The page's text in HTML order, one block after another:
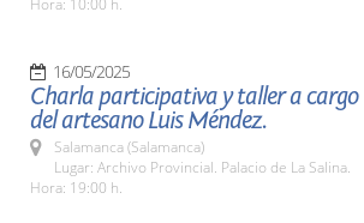
Hora: 10:00 h.
16/05/2025
Charla participativa y taller a cargo
del artesano Luis Méndez.
Salamanca (Salamanca)
Lugar: Archivo Provincial. Palacio de La Salina.
Hora: 19:00 h.